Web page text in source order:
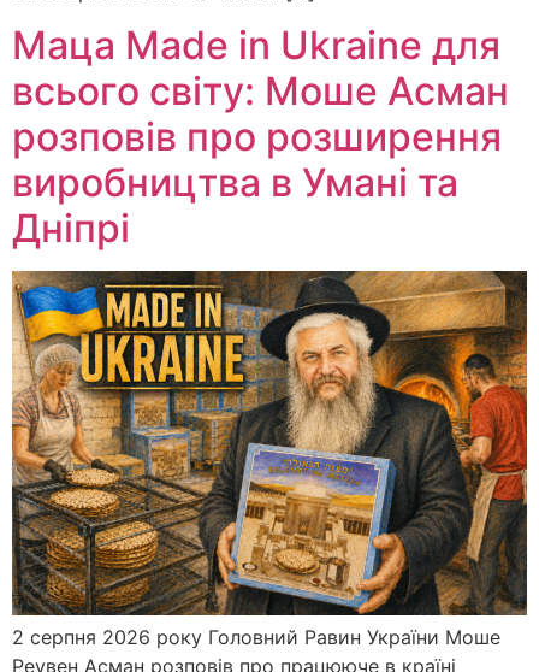
Мацa Made in Ukraine для
всього світу: Моше Асман
розповів про розширення
виробництва в Умані та
Дніпрі
2 серпня 2026 року Головний Равин України Моше
Реувен Асман розповів про працююче в країні